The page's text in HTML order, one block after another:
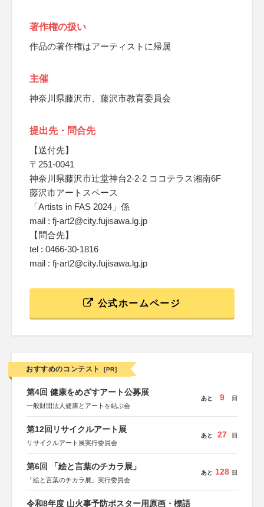
著作権の扱い
作品の著作権はアーティストに帰属
主催
神奈川県藤沢市、藤沢市教育委員会
提出先・問合先
【送付先】
〒251-0041
神奈川県藤沢市辻堂神台2-2-2 ココテラス湘南6F
藤沢市アートスペース
「Artists in FAS 2024」係
mail : fj-art2@city.fujisawa.lg.jp
【問合先】
tel : 0466-30-1816
mail : fj-art2@city.fujisawa.lg.jp
公式ホームページ
おすすめのコンテスト [PR]
第4回 健康をめざすアート公募展
一般財団法人健康とアートを結ぶ会
あと 9 日
第12回リサイクルアート展
リサイクルアート展実行委員会
あと 27 日
第6回 「絵と言葉のチカラ展」
「絵と言葉のチカラ展」実行委員会
あと 128 日
令和8年度 山火事予防ポスター用原画・標語